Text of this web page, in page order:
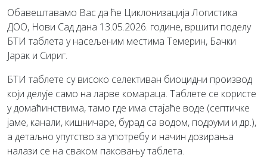
Обавештавамо Вас да ће Циклонизација Логистика
ДОО, Нови Сад дана 13.05.2026. године, вршити поделу
БТИ таблета у насељеним местима Темерин, Бачки
Јарак и Сириг.
БТИ таблете су високо селективан биоцидни производ
који делује само на ларве комараца. Таблете се користе
у домаћинствима, тамо где има стајаће воде (септичке
јаме, канали, кишничаре, бурад са водом, подруми и др.),
а детаљно упутство за употребу и начин дозирања
налази се на сваком паковању таблета.